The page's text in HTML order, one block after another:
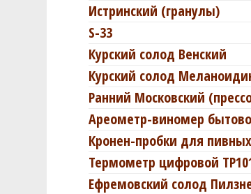
Истринский (гранулы)
S-33
Курский солод Венский
Курский солод
Ранний Московский
Ареометр-виномер
Кронен-пробки для
Термометр цифровой
Ефремовский солод